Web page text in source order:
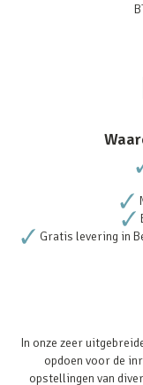
Gratis levering in
In onze zeer
opdoen voor de
opstellingen van